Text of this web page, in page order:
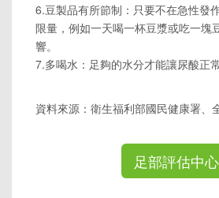
6.豆製品有所節制：只要不在急性發
限量，例如一天喝一杯豆漿或吃一塊
響。
7.多喝水：足夠的水分才能讓尿酸正常
資料來源：衛生福利部國民健康署、
足部評估中心